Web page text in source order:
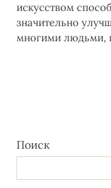
искусством
значительно
многими людьми,
Поиск